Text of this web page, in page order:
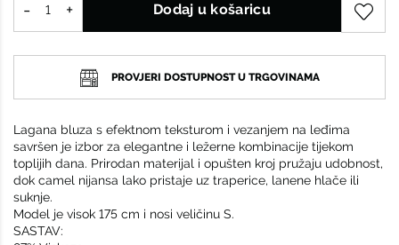
Dodaj u košaricu
PROVJERI DOSTUPNOST U TRGOVINAMA
Lagana bluza s efektnom teksturom i vezanjem na leđima
savršen je izbor za elegantne i ležerne kombinacije tijekom
toplijih dana. Prirodan materijal i opušten kroj pružaju udobnost,
dok camel nijansa lako pristaje uz traperice, lanene hlače ili
suknje.
Model je visok 175 cm i nosi veličinu S.
SASTAV: